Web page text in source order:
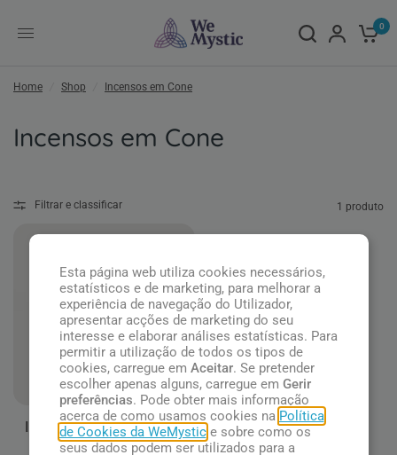
0
Home Shop Incensos em Cone
Incensos em Cone
Filtrar e classificar 1 produto
Incensário Cascata Buda
R$ 307,90
Esta página web utiliza cookies necessários,
estatísticos e de marketing, para melhorar a
experiência de navegação do Utilizador,
apresentar acções de marketing do seu
interesse e elaborar análises estatísticas. Para
permitir a utilização de todos os tipos de
cookies, carregue em Aceitar. Se pretender
escolher apenas alguns, carregue em Gerir
preferências. Pode obter mais informação
acerca de como usamos cookies na Política
de Cookies da WeMystice sobre como os
seus dados podem ser utilizados para a